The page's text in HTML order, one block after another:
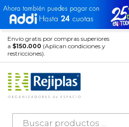
Envío gratis por compras superiores
a $150.000 (Aplican condiciones y
restricciones).
Búsqueda